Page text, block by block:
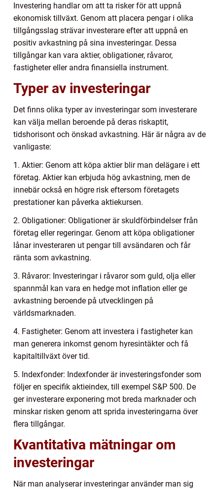
Investering handlar om att ta risker för att uppnå
ekonomisk tillväxt. Genom att placera pengar i olika
tillgångsslag strävar investerare efter att uppnå en
positiv avkastning på sina investeringar. Dessa
tillgångar kan vara aktier, obligationer, råvaror,
fastigheter eller andra finansiella instrument.
Typer av investeringar
Det finns olika typer av investeringar som investerare
kan välja mellan beroende på deras riskaptit,
tidshorisont och önskad avkastning. Här är några av de
vanligaste:
1. Aktier: Genom att köpa aktier blir man delägare i ett
företag. Aktier kan erbjuda hög avkastning, men de
innebär också en högre risk eftersom företagets
prestationer kan påverka aktiekursen.
2. Obligationer: Obligationer är skuldförbindelser från
företag eller regeringar. Genom att köpa obligationer
lånar investeraren ut pengar till avsändaren och får
ränta som avkastning.
3. Råvaror: Investeringar i råvaror som guld, olja eller
spannmål kan vara en hedge mot inflation eller ge
avkastning beroende på utvecklingen på
världsmarknaden.
4. Fastigheter: Genom att investera i fastigheter kan
man generera inkomst genom hyresintäkter och få
kapitaltillväxt över tid.
5. Indexfonder: Indexfonder är investeringsfonder som
följer en specifik aktieindex, till exempel S&P 500. De
ger investerare exponering mot breda marknader och
minskar risken genom att sprida investeringarna över
flera tillgångar.
Kvantitativa mätningar om
investeringar
När man analyserar investeringar använder man sig